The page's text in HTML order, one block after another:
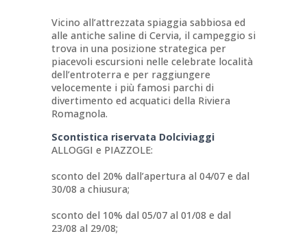
Vicino all’attrezzata spiaggia sabbiosa ed
alle antiche saline di Cervia, il campeggio si
trova in una posizione strategica per
piacevoli escursioni nelle celebrate località
dell’entroterra e per raggiungere
velocemente i più famosi parchi di
divertimento ed acquatici della Riviera
Romagnola.
Scontistica riservata Dolciviaggi
ALLOGGI e PIAZZOLE:
sconto del 20% dall’apertura al 04/07 e dal
30/08 a chiusura;
sconto del 10% dal 05/07 al 01/08 e dal
23/08 al 29/08;